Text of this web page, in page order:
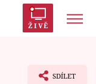
ŽIVĚ
SDÍLET